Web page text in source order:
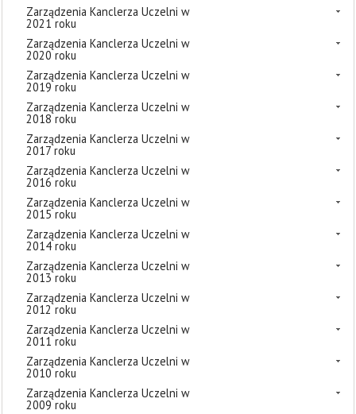
Zarządzenia Kanclerza Uczelni w
2021 roku
Zarządzenia Kanclerza Uczelni w
2020 roku
Zarządzenia Kanclerza Uczelni w
2019 roku
Zarządzenia Kanclerza Uczelni w
2018 roku
Zarządzenia Kanclerza Uczelni w
2017 roku
Zarządzenia Kanclerza Uczelni w
2016 roku
Zarządzenia Kanclerza Uczelni w
2015 roku
Zarządzenia Kanclerza Uczelni w
2014 roku
Zarządzenia Kanclerza Uczelni w
2013 roku
Zarządzenia Kanclerza Uczelni w
2012 roku
Zarządzenia Kanclerza Uczelni w
2011 roku
Zarządzenia Kanclerza Uczelni w
2010 roku
Zarządzenia Kanclerza Uczelni w
2009 roku